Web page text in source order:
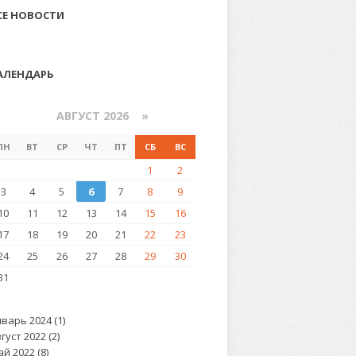
НОВОСТИ
АВГУСТ 2026 »
ВТ СР ЧТ ПТ СБ ВС
1
2
3
4 5 6 7 8
9
11 12 13 14 15
16
18 19 20 21 22
23
25 26 27 28 29
30
2024 (1)
2022 (2)
2022 (8)